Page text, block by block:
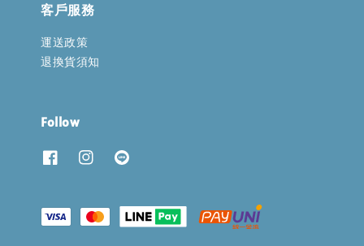
客戶服務
運送政策
退換貨須知
Follow